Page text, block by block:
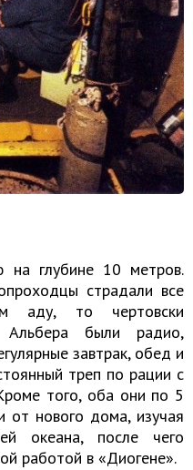
на глубине 10 метров.
страдали все
аду, то чертовски
были радио,
завтрак, обед и
треп по рации с
того, оба они по 5
от нового дома, изучая
океана, после чего
работой в «Диогене».